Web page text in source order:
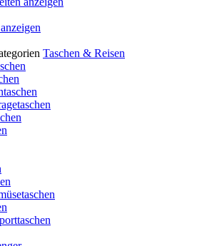
Taschen & Reisen